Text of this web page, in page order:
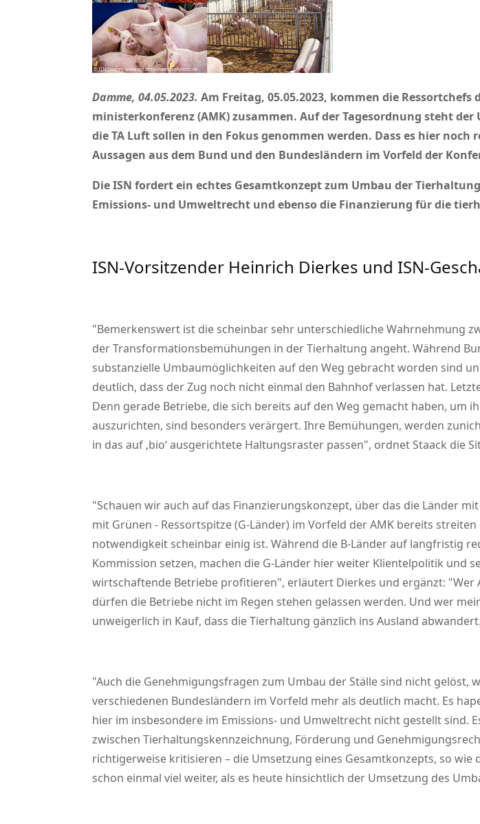
Damme, 04.05.2023. Am Freitag, 05.05.2023, kommen die
minister­konferenz (AMK) zusammen. Auf der Tagesordnung steht
die TA Luft sollen in den Fokus genommen werden. Dass es hier
Aussagen aus dem Bund und den Bundesländern im Vorfeld der
Die ISN fordert ein echtes Gesamt­konzept zum Umbau der
Emissions- und Umwelt­recht und ebenso die Finanzierung für die
ISN-Vorsitzender Heinrich Dierkes und ISN-
Bemerkenswert ist die scheinbar sehr unterschiedliche Wahrnehmung
der Transformationsbemühungen in der Tierhaltung angeht. Während
substanzielle Umbaumöglichkeiten auf den Weg gebracht worden sind
deutlich, dass der Zug noch nicht einmal den Bahnhof verlassen hat.
Denn gerade Betriebe, die sich bereits auf den Weg gemacht haben, um
auszurichten, sind besonders verärgert. Ihre Bemühungen, werden
in das auf ‚bio‘ ausgerichtete Haltungsraster passen , ordnet Staack die
Schauen wir auch auf das Finanzierungskonzept, über das die Länder
mit Grünen - Ressortspitze (G-Länder) im Vorfeld der AMK bereits
notwendigkeit scheinbar einig ist. Während die B-Länder auf langfristig
Kommission setzen, machen die G-Länder hier weiter Klientelpolitik und
wirtschaftende Betriebe profitieren , erläutert Dierkes und ergänzt: Wer
dürfen die Betriebe nicht im Regen stehen gelassen werden. Und wer
unweigerlich in Kauf, dass die Tierhaltung gänzlich ins Ausland abwandert.
Auch die Genehmigungsfragen zum Umbau der Ställe sind nicht gelöst,
verschiedenen Bundesländern im Vorfeld mehr als deutlich macht. Es
hier im insbesondere im Emissions- und Umweltrecht nicht gestellt sind.
zwischen Tierhaltungskennzeichnung, Förderung und
richtigerweise kritisieren – die Umsetzung eines Gesamtkonzepts, so
schon einmal viel weiter, als es heute hinsichtlich der Umsetzung des